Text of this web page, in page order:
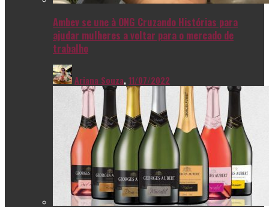
Ambev se une à ONG Cruzando Histórias para
ajudar mulheres a voltar para o mercado de
trabalho
Ariana Souza,11/07/2022